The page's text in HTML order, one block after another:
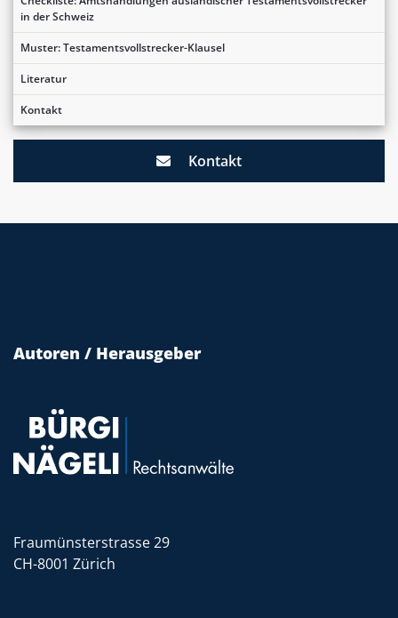
in der Schweiz
Muster: Testamentsvollstrecker-Klausel
Literatur
Kontakt
Kontakt
Autoren / Herausgeber
Fraumünsterstrasse 29
CH-8001 Zürich